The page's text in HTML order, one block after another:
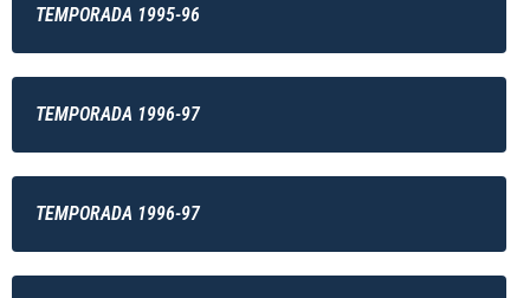
TEMPORADA 1995-96
TEMPORADA 1996-97
TEMPORADA 1996-97